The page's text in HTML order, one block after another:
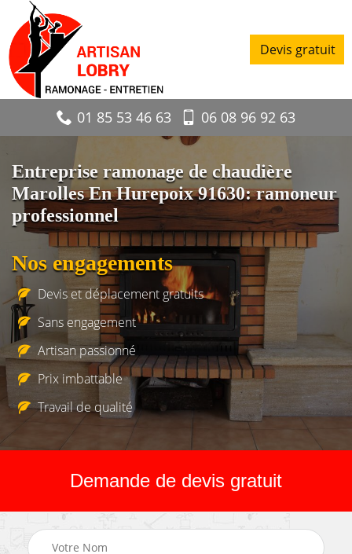
Devis gratuit
01 85 53 46 63 06 08 96 92 63
Entreprise ramonage de chaudière
Marolles En Hurepoix 91630: ramoneur
professionnel
Nos engagements
Devis et déplacement gratuits
Sans engagement
Artisan passionné
Prix imbattable
Travail de qualité
Demande de devis gratuit